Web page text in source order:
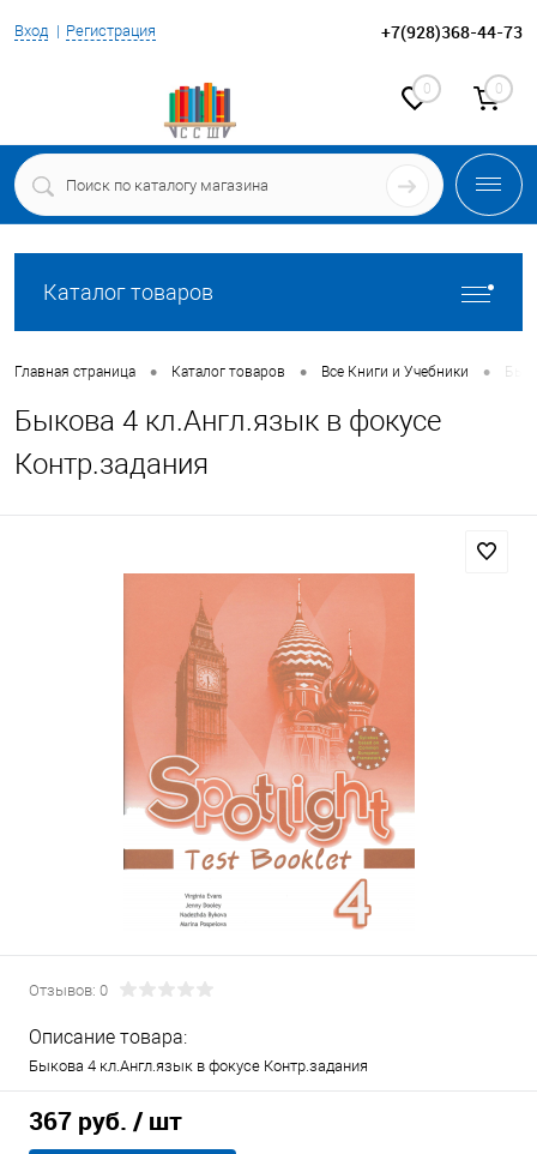
Вход Регистрация +7(928)368-44-73
0 0
Каталог товаров
Главная страница • Каталог товаров • Все Книги и Учебники •
Быкова 4 кл.Англ.язык в фокусе
Контр.задания
Отзывов: 0
Описание товара:
Быкова 4 кл.Англ.язык в фокусе Контр.задания
367 руб. / шт